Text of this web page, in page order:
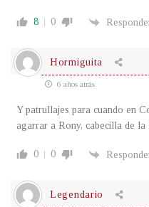
8 0
Hormiguita
6 años atrás
Y patrullajes para cuando en
agarrar a Rony, cabecilla de la
0 0
Legendario